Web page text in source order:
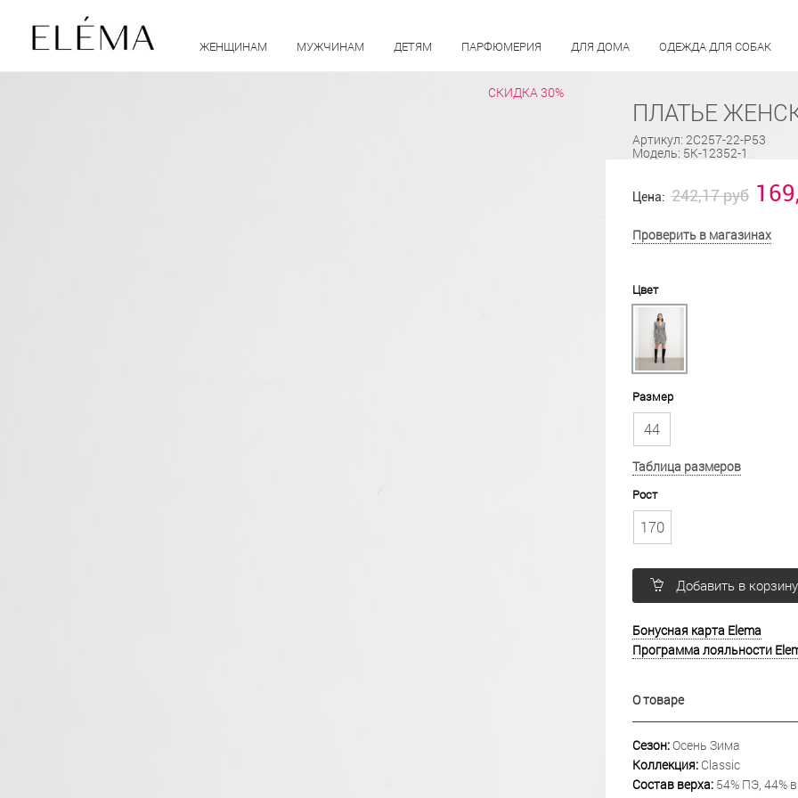
ЖЕНЩИНАМ МУЖЧИНАМ ДЕТЯМ ПАРФЮМЕРИЯ ДЛЯ ДОМА ОДЕЖДА ДЛЯ СОБАК
СКИДКА 30%
ПЛАТЬЕ
Артикул: 2С257-22-Р53
Модель: 5К-12352-1
Цена: 242,17 руб
Проверить в магазинах
Цвет
Размер
44
Таблица размеров
Рост
170
Добавить в корзину
Бонусная карта Elema
Программа лояльности
О товаре
Сезон:Осень Зима
Коллекция:Classic
Состав верха:54% ПЭ, 44%